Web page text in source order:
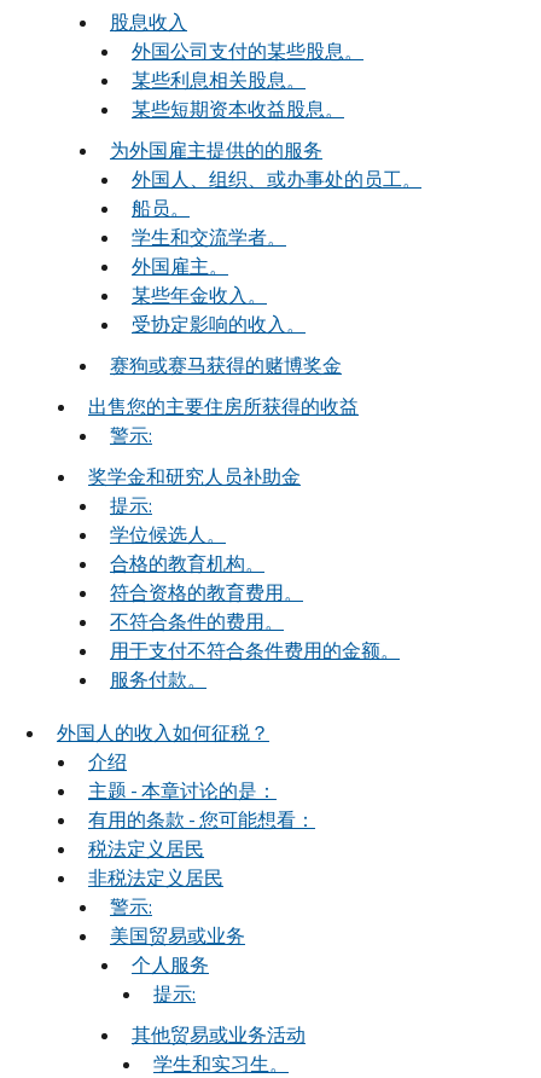
股息收入
外国公司支付的某些股息。
某些利息相关股息。
某些短期资本收益股息。
为外国雇主提供的的服务
外国人、组织、或办事处的员工。
船员。
学生和交流学者。
外国雇主。
某些年金收入。
受协定影响的收入。
赛狗或赛马获得的赌博奖金
出售您的主要住房所获得的收益
警示:
奖学金和研究人员补助金
提示:
学位候选人。
合格的教育机构。
符合资格的教育费用。
不符合条件的费用。
用于支付不符合条件费用的金额。
服务付款。
外国人的收入如何征税？
介绍
主题 - 本章讨论的是：
有用的条款 - 您可能想看：
税法定义居民
非税法定义居民
警示:
美国贸易或业务
个人服务
提示:
其他贸易或业务活动
学生和实习生。